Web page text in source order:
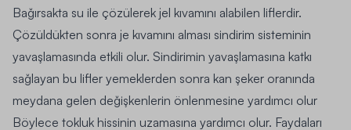
Bağırsakta su ile çözülerek jel kıvamını alabilen liflerdir.
Çözüldükten sonra je kıvamını alması sindirim sisteminin
yavaşlamasında etkili olur. Sindirimin yavaşlamasına katkı
sağlayan bu lifler yemeklerden sonra kan şeker oranında
meydana gelen değişkenlerin önlenmesine yardımcı olur
Böylece tokluk hissinin uzamasına yardımcı olur. Faydaları